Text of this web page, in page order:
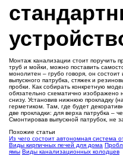
Монтаж канализации стоит поручить
труб и мойки, можно поставить
монолитен – грубо говоря, он
выпускного патрубка, стяжек и
пробки. Как собирать конкретную
обязательно схематично изображено
снизу. Установив нижнюю прокладку
герметиком. Там, где будет
две прокладки: для верха патрубка –
Смонтировав выпускной патрубок, не
Похожие статьи
Из чего состоит автономная система
Виды кирпичных печей для дома
ямы Виды канализационных колодцев